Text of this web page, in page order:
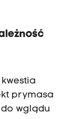
prymasa
do wglądu